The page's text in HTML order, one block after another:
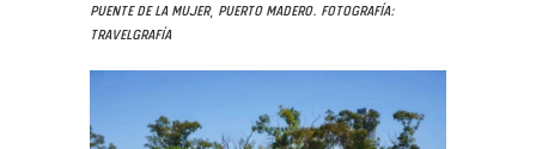
Puente de la Mujer, Puerto Madero. Fotografía:
Travelgrafía